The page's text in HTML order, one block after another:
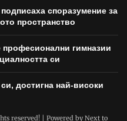
споразумение за
пространство
гимназии
си
достигна най-високи
reserved! | Powered byNext to